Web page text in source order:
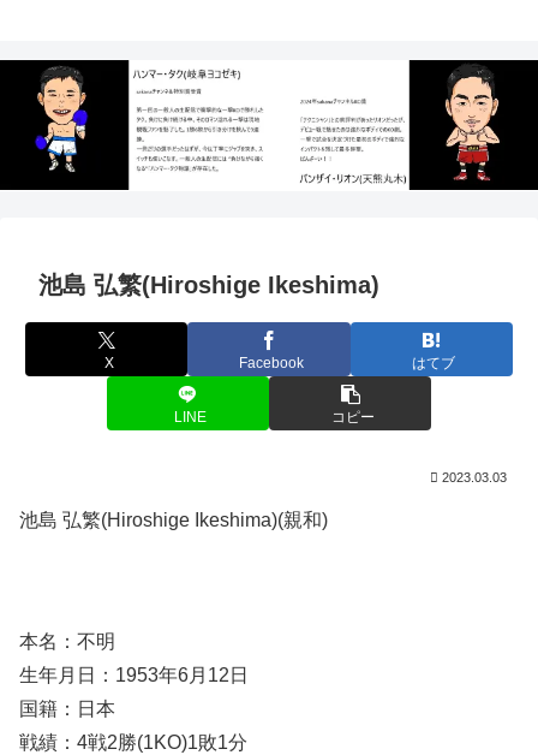
池島 弘繁(Hiroshige Ikeshima)
X Facebook はてブ
LINE コピー
2023.03.03
池島 弘繁(Hiroshige Ikeshima)(親和)
本名：不明
生年月日：1953年6月12日
国籍：日本
戦績：4戦2勝(1KO)1敗1分